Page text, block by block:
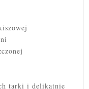
tarki i delikatnie